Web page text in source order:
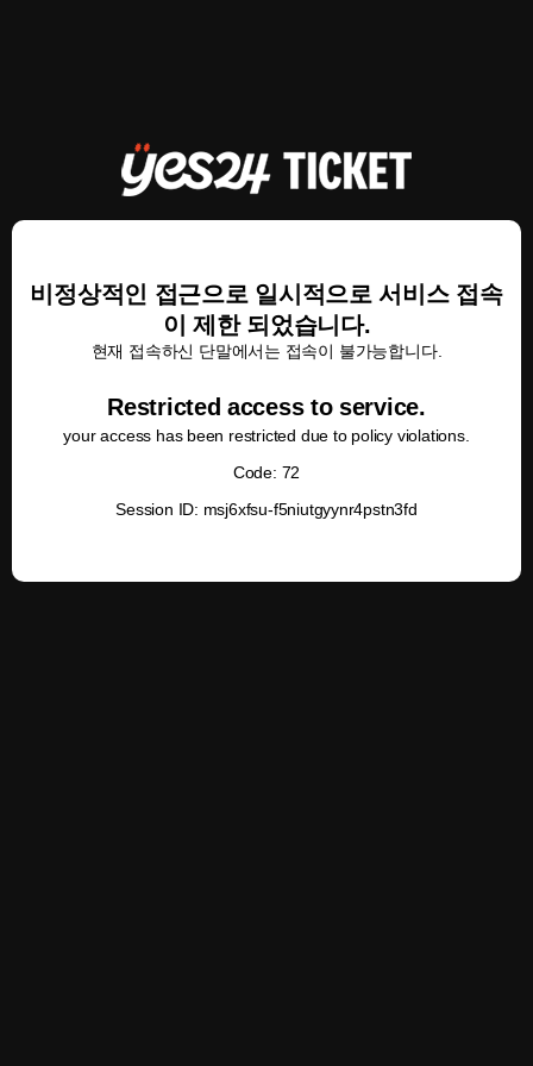
비정상적인 접근으로 일시적으로 서비스 접속
이 제한 되었습니다.
현재 접속하신 단말에서는 접속이 불가능합니다.
Restricted access to service.
your access has been restricted due to policy violations.
Code: 72
Session ID: msj6xfsu-f5niutgyynr4pstn3fd